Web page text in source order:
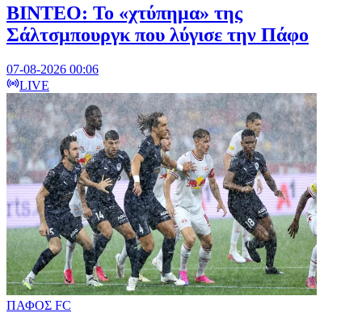
ΒΙΝΤΕΟ: Το «χτύπημα» της
Σάλτσμπουργκ που λύγισε την Πάφο
07-08-2026 00:06
LIVE
ΠΑΦΟΣ FC